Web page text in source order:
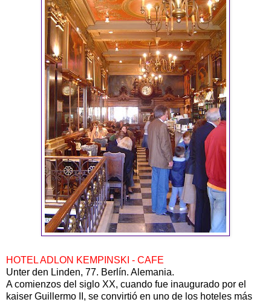
HOTEL ADLON KEMPINSKI - CAFE
Unter den Linden, 77. Berlín. Alemania.
A comienzos del siglo XX, cuando fue inaugurado por el
kaiser Guillermo II, se convirtió en uno de los hoteles más